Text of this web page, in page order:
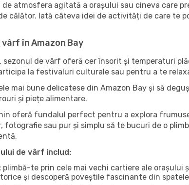
de atmosfera agitată a orașului sau cineva care
călător. Iată câteva idei de activități de care te
în Amazon Bay
de vârf oferă cer însorit și temperaturi
la festivaluri culturale sau pentru a te
mai bune delicatese din Amazon Bay și să
și piețe alimentare.
oferă fundalul perfect pentru a explora
fotografie sau pur și simplu să te bucuri de o
de vârf includ:
plimbă-te prin cele mai vechi cartiere ale
și descoperă poveștile fascinante din